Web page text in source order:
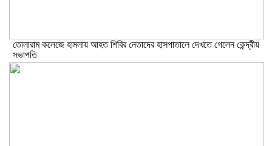
তোলারাম কলেজে হামলায় আহত শিবির নেতাদের হাসপাতালে দেখতে গেলেন কেন্দ্রীয়
সভাপতি